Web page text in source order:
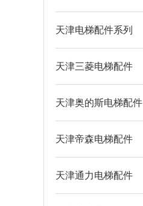
天津电梯配件系列
天津三菱电梯配件
天津奥的斯电梯配件
天津帝森电梯配件
天津通力电梯配件